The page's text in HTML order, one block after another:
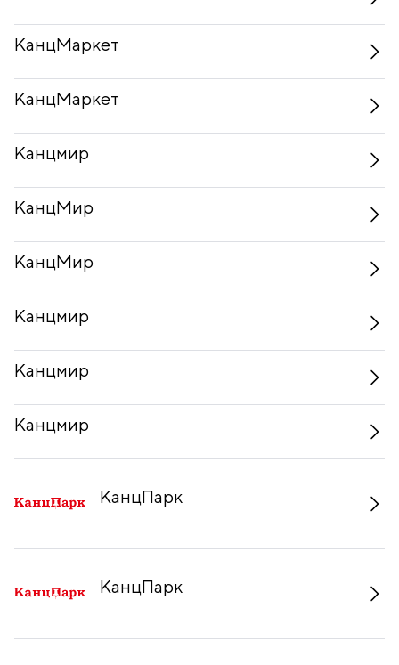
КанцМаркет
КанцМаркет
Канцмир
КанцМир
КанцМир
Канцмир
Канцмир
Канцмир
КанцПарк
КанцПарк